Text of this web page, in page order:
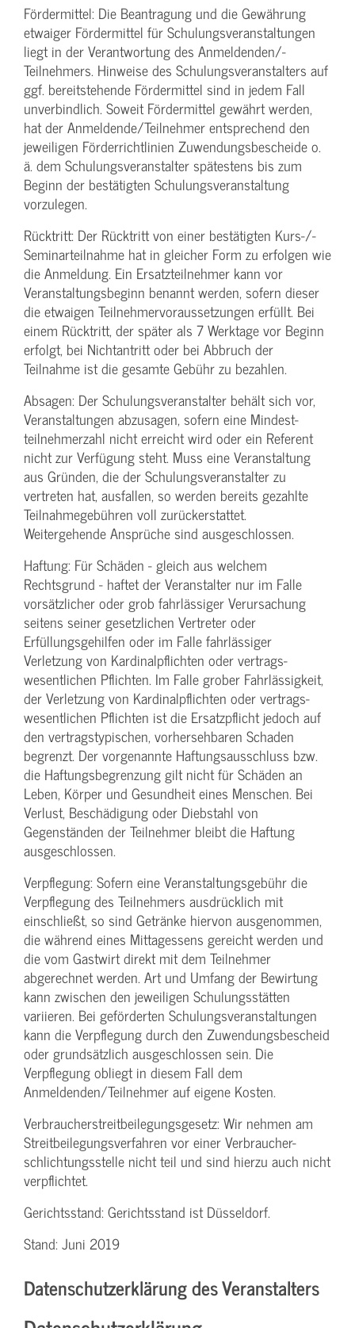
Fördermittel: Die Beantragung und die Gewährung
etwaiger Fördermittel für Schulungs­veranstaltungen
liegt in der Verantwortung des Anmeldenden/­
Teilnehmers. Hinweise des Schulungs­veranstalters auf
ggf. bereitstehende Fördermittel sind in jedem Fall
unverbindlich. Soweit Fördermittel gewährt werden,
hat der Anmeldende/­Teilnehmer entsprechend den
jeweiligen Förderrichtlinien Zuwendungs­bescheide o.
ä. dem Schulungs­veranstalter spätestens bis zum
Beginn der bestätigten Schulungs­veranstaltung
vorzulegen.
Rücktritt: Der Rücktritt von einer bestätigten Kurs-/­
Seminarteilnahme hat in gleicher Form zu erfolgen wie
die Anmeldung. Ein Ersatzteilnehmer kann vor
Veranstaltungs­beginn benannt werden, sofern dieser
die etwaigen Teilnehmer­voraussetzungen erfüllt. Bei
einem Rücktritt, der später als 7 Werktage vor Beginn
erfolgt, bei Nichtantritt oder bei Abbruch der
Teilnahme ist die gesamte Gebühr zu bezahlen.
Absagen: Der Schulungs­veranstalter behält sich vor,
Veranstaltungen abzusagen, sofern eine Mindest­
teilnehmerzahl nicht erreicht wird oder ein Referent
nicht zur Verfügung steht. Muss eine Veranstaltung
aus Gründen, die der Schulungs­veranstalter zu
vertreten hat, ausfallen, so werden bereits gezahlte
Teilnahme­gebühren voll zurückerstattet.
Weitergehende Ansprüche sind ausgeschlossen.
Haftung: Für Schäden - gleich aus welchem
Rechtsgrund - haftet der Veranstalter nur im Falle
vorsätzlicher oder grob fahrlässiger Verursachung
seitens seiner gesetzlichen Vertreter oder
Erfüllungsgehilfen oder im Falle fahrlässiger
Verletzung von Kardinalpflichten oder vertrags­
wesentlichen Pflichten. Im Falle grober Fahrlässigkeit,
der Verletzung von Kardinalpflichten oder vertrags­
wesentlichen Pflichten ist die Ersatzpflicht jedoch auf
den vertragstypischen, vorhersehbaren Schaden
begrenzt. Der vorgenannte Haftungs­ausschluss bzw.
die Haftungs­begrenzung gilt nicht für Schäden an
Leben, Körper und Gesundheit eines Menschen. Bei
Verlust, Beschädigung oder Diebstahl von
Gegenständen der Teilnehmer bleibt die Haftung
ausgeschlossen.
Verpflegung: Sofern eine Veranstaltungs­gebühr die
Verpflegung des Teilnehmers ausdrücklich mit
einschließt, so sind Getränke hiervon ausgenommen,
die während eines Mittagessens gereicht werden und
die vom Gastwirt direkt mit dem Teilnehmer
abgerechnet werden. Art und Umfang der Bewirtung
kann zwischen den jeweiligen Schulungsstätten
variieren. Bei geförderten Schulungs­veranstaltungen
kann die Verpflegung durch den Zuwendungs­bescheid
oder grundsätzlich ausgeschlossen sein. Die
Verpflegung obliegt in diesem Fall dem
Anmeldenden/­Teilnehmer auf eigene Kosten.
Verbraucher­streitbeilegungs­gesetz: Wir nehmen am
Streit­beilegungs­verfahren vor einer Verbraucher­
schlichtungs­stelle nicht teil und sind hierzu auch nicht
verpflichtet.
Gerichtsstand: Gerichtsstand ist Düsseldorf.
Stand: Juni 2019
Datenschutzerklärung des Veranstalters